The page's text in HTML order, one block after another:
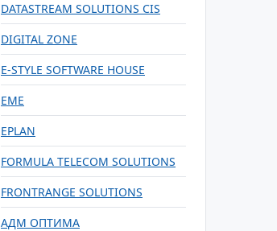
DATASTREAM SOLUTIONS CIS
DIGITAL ZONE
E-STYLE SOFTWARE HOUSE
EME
EPLAN
FORMULA TELECOM SOLUTIONS
FRONTRANGE SOLUTIONS
АДМ ОПТИМА